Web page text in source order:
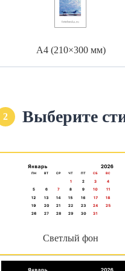
А4 (210×300 мм)
2 Выберите
Светлый фон